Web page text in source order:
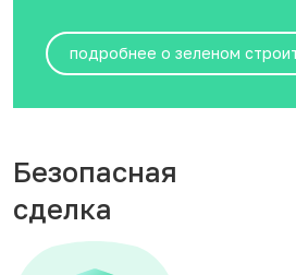
подробнее о зеленом
Безопасная
сделка